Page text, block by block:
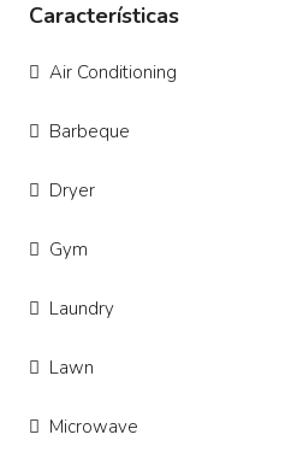
Características
Air Conditioning
Barbeque
Dryer
Gym
Laundry
Lawn
Microwave